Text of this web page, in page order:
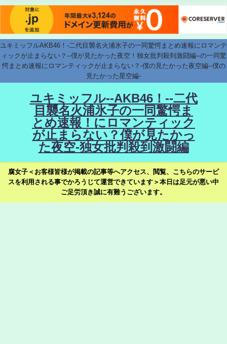
ユキミッフルAKB46！-二代目襲名火浦氷子の一同驚愕まとめ速報にロマンテ
ィックが止まらない？--僕が見たかった夜空！独女批判殺到激闘編--の一同驚
愕まとめ速報にロマンティックが止まらない？-僕の見たかった夜空編--僕の
見たかった星空編-
ユキミッフル--AKB46！--二代
目襲名火浦氷子の一同驚愕ま
とめ速報！にロマンティック
が止まらない？僕が見たかっ
た夜空-独女批判殺到激闘編
腐女子＜お客様皆様が掲載の記事等へアクセス、閲覧、こちらのサービ
スを利用される事でかろうじて運営できています＞本日は足元が悪い中
ご足労頂き誠に有難うございます。